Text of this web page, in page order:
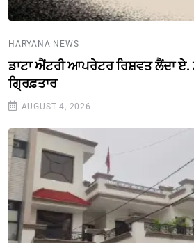
HARYANA NEWS
ਡਾਟਾ ਐਂਟਰੀ ਆਪਰੇਟਰ ਰਿਸ਼ਵਤ ਲੈਂਦਾ ਏ.
ਗ੍ਰਿਫ਼ਤਾਰ
AUGUST 4, 2026